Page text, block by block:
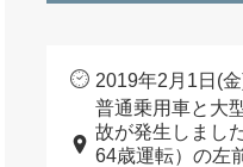
2019年2月1日(
普通乗用車と大
故が発生しまし
64歳運転）の左